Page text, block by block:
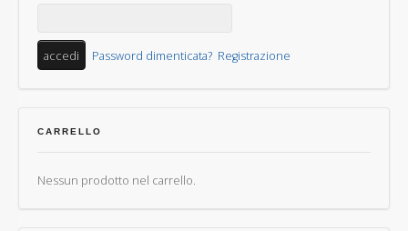
Password dimenticata? Registrazione
CARRELLO
Nessun prodotto nel carrello.